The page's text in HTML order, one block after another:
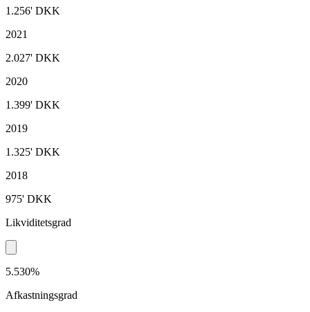
1.256' DKK
2021
2.027' DKK
2020
1.399' DKK
2019
1.325' DKK
2018
975' DKK
Likviditetsgrad
5.530%
Afkastningsgrad